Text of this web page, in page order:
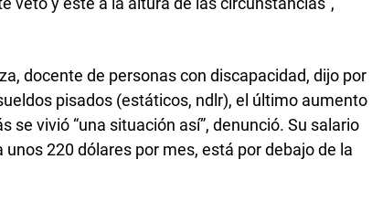
docente de personas con discapacidad, dijo por
pisados (estáticos, ndlr), el último aumento
se vivió “una situación así”, denunció. Su salario
220 dólares por mes, está por debajo de la